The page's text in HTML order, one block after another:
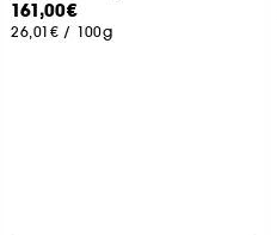
161,00€
26,01€ / 100g